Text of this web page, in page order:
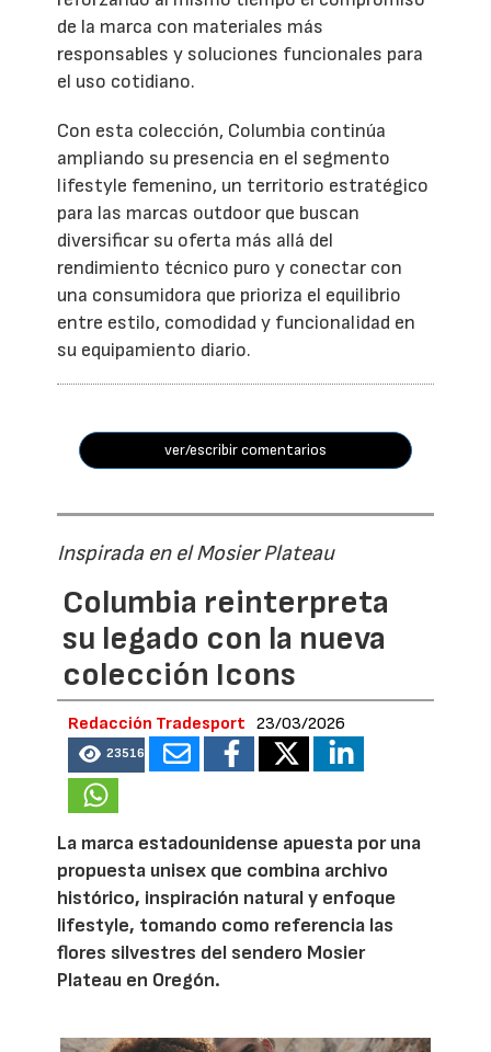
de la marca con materiales más
responsables y soluciones funcionales para
el uso cotidiano.
Con esta colección, Columbia continúa
ampliando su presencia en el segmento
lifestyle femenino, un territorio estratégico
para las marcas outdoor que buscan
diversificar su oferta más allá del
rendimiento técnico puro y conectar con
una consumidora que prioriza el equilibrio
entre estilo, comodidad y funcionalidad en
su equipamiento diario.
ver/escribir comentarios
Inspirada en el Mosier Plateau
Columbia reinterpreta
su legado con la nueva
colección Icons
Redacción Tradesport 23/03/2026
23516
La marca estadounidense apuesta por una
propuesta unisex que combina archivo
histórico, inspiración natural y enfoque
lifestyle, tomando como referencia las
flores silvestres del sendero Mosier
Plateau en Oregón.